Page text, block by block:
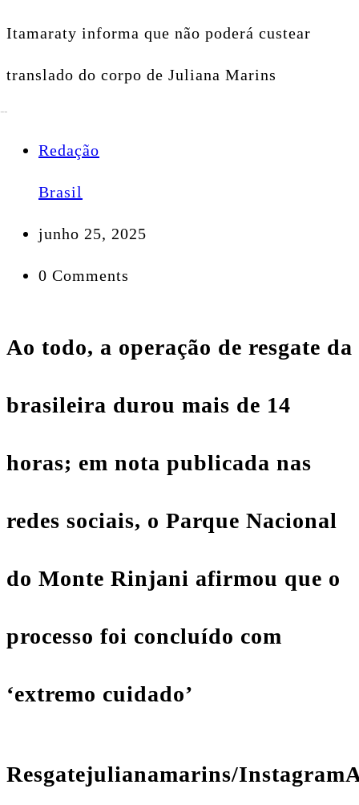
Itamaraty informa que não poderá custear
translado do corpo de Juliana Marins
Redação
Brasil
junho 25, 2025
0 Comments
Ao todo, a operação de resgate da
brasileira durou mais de 14
horas; em nota publicada nas
redes sociais, o Parque Nacional
do Monte Rinjani afirmou que o
processo foi concluído com
‘extremo cuidado’
Resgatejulianamarins/Instagram